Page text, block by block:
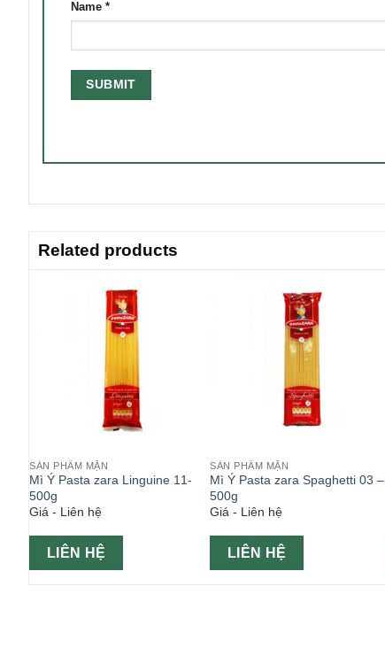
Name *
Related products
SẢN PHẨM MẶN
Mì Ý Pasta zara Linguine 11-
500g
Giá - Liên hệ
LIÊN HỆ
SẢN PHẨM MẶN
Mì Ý Pasta zara Spaghetti 03 –
500g
Giá - Liên hệ
LIÊN HỆ